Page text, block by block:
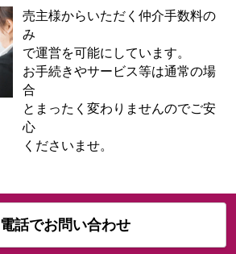
売主様からいただく仲介手数料の
み
で運営を可能にしています。
お手続きやサービス等は通常の場
合
とまったく変わりませんのでご安
心
くださいませ。
電話でお問い合わせ